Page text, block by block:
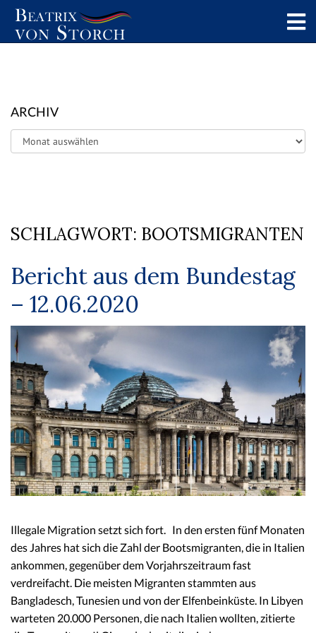
ARCHIV
Archiv
SCHLAGWORT: BOOTSMIGRANTEN
Bericht aus dem Bundestag
– 12.06.2020
Illegale Migration setzt sich fort. In den ersten fünf Monaten
des Jahres hat sich die Zahl der Bootsmigranten, die in Italien
ankommen, gegenüber dem Vorjahrszeitraum fast
verdreifacht. Die meisten Migranten stammten aus
Bangladesch, Tunesien und von der Elfenbeinküste. In Libyen
warteten 20.000 Personen, die nach Italien wollten, zitierte